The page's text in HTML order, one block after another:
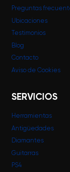
Preguntas
Ubicaciones
Testimonios
Blog
Contacto
Aviso de Cookies
SERVICIOS
Herramientas
Antigüedades
Diamantes
Guitarras
PS4